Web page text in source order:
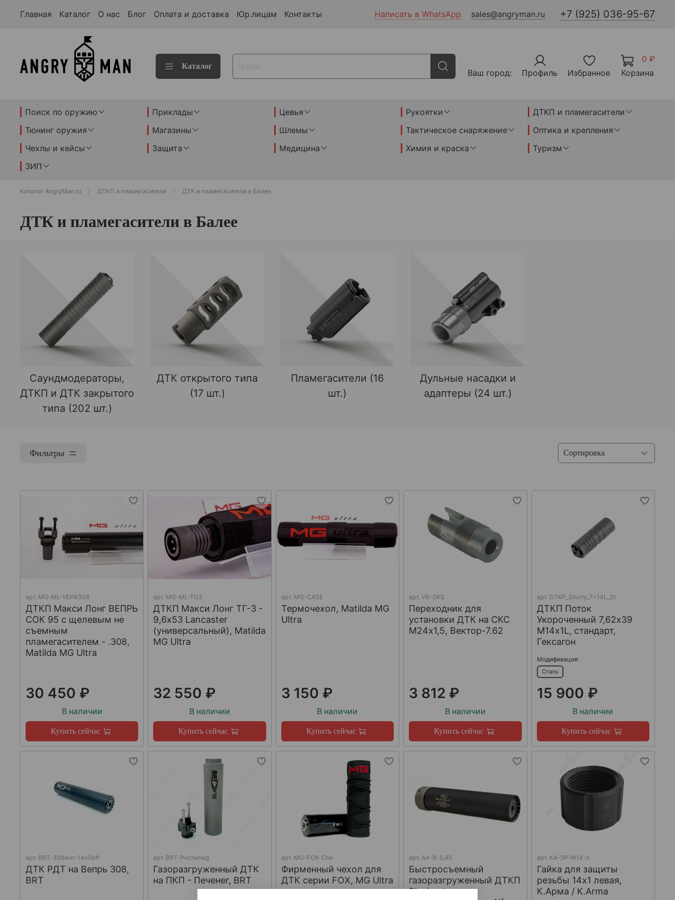
Главная Каталог О нас Блог Оплата и доставка Юр.лицам Контакты Написать в WhatsApp sales@angryman.ru +7 (925) 036-95-67
Каталог
Ваш город: Профиль Избранное
0 ₽
Корзина
Поиск по оружию Приклады Цевья Рукоятки
ДТКП и пламегасители
Тюнинг оружия
Магазины Шлемы Тактическое снаряжение
Оптика и крепления
Чехлы и кейсы
Защита Медицина Химия и краска
Туризм
ЗИП
Каталог AngryMan.ru ДТКП и пламегасители ДТК и пламегасители в Балее
ДТК и пламегасители в Балее
Саундмодераторы,
ДТКП и ДТК закрытого
типа (202 шт.)
ДТК открытого типа
(17 шт.)
Пламегасители (16
шт.)
Дульные насадки и
адаптеры (24 шт.)
Фильтры
арт. МG-ML-VEPR308
ДТКП Макси Лонг ВЕПРЬ
СОК 95 с щелевым не
съемным
пламегасителем - .308,
Matilda MG Ultra
30 450 ₽
В наличии
Купить сейчас
арт. MG-ML-TG3
ДТКП Макси Лонг ТГ-3 -
9,6x53 Lancaster
(универсальный), Matilda
MG Ultra
32 550 ₽
В наличии
Купить сейчас
арт. MG-CASE
Термочехол, Matilda MG
Ultra
3 150 ₽
В наличии
Купить сейчас
арт.VR-SKS
Переходник для
установки ДТК на СКС
М24х1,5, Вектор-7.62
3 812 ₽
В наличии
Купить сейчас
арт. DTKP_Shorty_7x14L_St
ДТКП Поток
Укороченный 7,62х39
М14х1L, стандарт,
Гексагон
Модификация
Сталь
15 900 ₽
В наличии
Купить сейчас
арт. BRT-308win-14х1left
ДТК РДТ на Вепрь 308,
BRT
арт. BRT-Pecheneg
Газоразгруженный ДТК
на ПКП - Печенег, BRT
арт. MG-FOX-Che
Фирменный чехол для
ДТК серии FOX, MG Ultra
арт. AA-B-5,45
Быстросъемный
газоразгруженный ДТКП
Blackout
арт. КА-ЗР-М14-л
Гайка для защиты
резьбы 14x1 левая,
К.Арма / K.Arma